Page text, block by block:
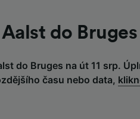
do Bruges
do Bruges na út 11 srp.
času nebo data,